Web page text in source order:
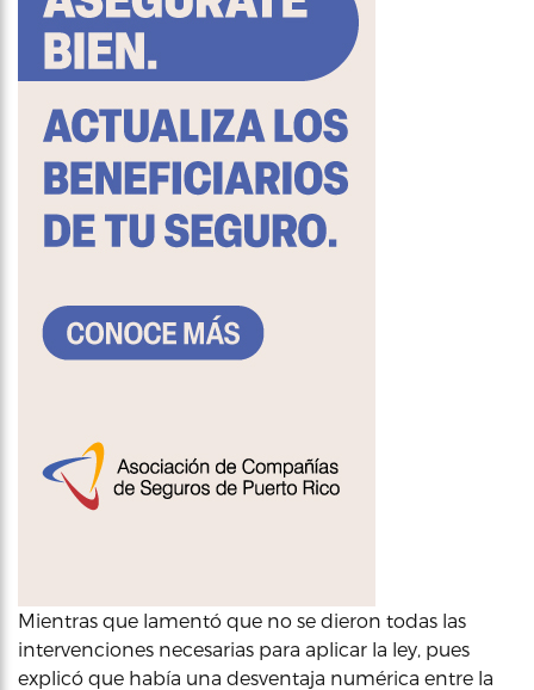
Mientras que lamentó que no se dieron todas las
intervenciones necesarias para aplicar la ley, pues
explicó que había una desventaja numérica entre la